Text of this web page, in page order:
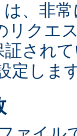
、非
リクエ
され
定しま